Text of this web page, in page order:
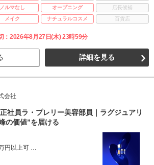
ノルマなし オープニング
店長候補
メイク ナチュラルコスメ 百貨店
：2026年8月27日(木) 23時59分
詳細を見る
会社
社員ラ・プレリー美容部員｜ラグジュアリ
の価値”を届ける
円以上可 …